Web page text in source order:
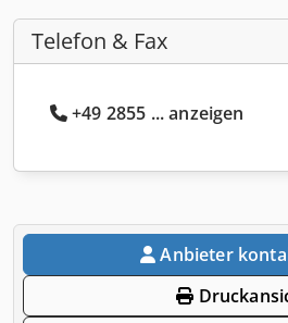
Telefon & Fax
+49 2855 ... anzeigen
Anbieter